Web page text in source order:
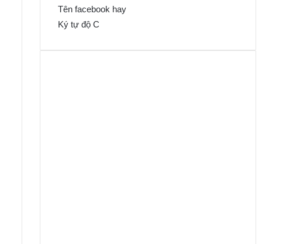
Tên facebook hay
Ký tự độ C